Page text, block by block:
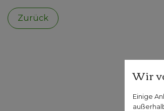
Zurück
Wir
Einige